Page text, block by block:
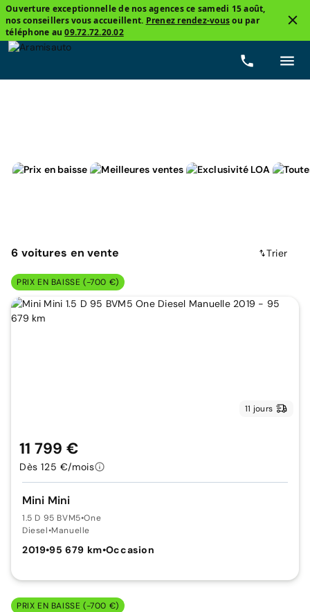
Ouverture exceptionnelle de nos agences ce samedi 15 août,
nos conseillers vous accueillent. Prenez rendez-vousou par
téléphone au09.72.72.20.02
Boîtes de vitesse
6 voitures en vente Trier
PRIX EN BAISSE (-700 €)
11 jours
Mini Mini
1.5 D 95 BVM5•One
Diesel•Manuelle
2019•95 679 km•Occasion
11 799 €
Dès 125 €/mois
PRIX EN BAISSE (-700 €)